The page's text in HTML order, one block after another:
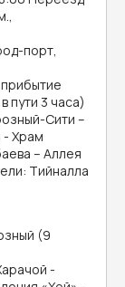
порт,
пути 3 часа)
Сити –
- Храм
– Аллея
Тийналла
(9
-